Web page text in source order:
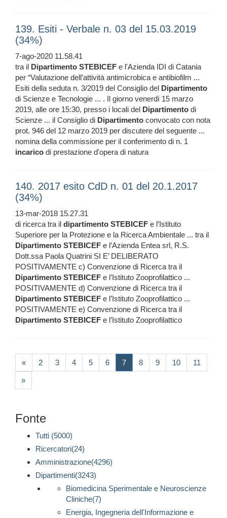
139. Esiti - Verbale n. 03 del 15.03.2019
(34%)
7-ago-2020 11.58.41
tra il Dipartimento STEBICEF e l'Azienda IDI di Catania
per “Valutazione dell’attività antimicrobica e antibiofilm ...
Esiti della seduta n. 3/2019 del Consiglio del Dipartimento
di Scienze e Tecnologie ... . Il giorno venerdì 15 marzo
2019, alle ore 15:30, presso i locali del Dipartimento di
Scienze ... il Consiglio di Dipartimento convocato con nota
prot. 946 del 12 marzo 2019 per discutere del seguente ...
nomina della commissione per il conferimento di n. 1
incarico di prestazione d'opera di natura
140. 2017 esito CdD n. 01 del 20.1.2017
(34%)
13-mar-2018 15.27.31
di ricerca tra il dipartimento STEBICEF e l’Istituto
Superiore per la Protezione e la Ricerca Ambientale ... tra il
Dipartimento STEBICEF e l’Azienda Entea srl, R.S.
Dott.ssa Paola Quatrini SI E’ DELIBERATO
POSITIVAMENTE c) Convenzione di Ricerca tra il
Dipartimento STEBICEF e l’Istituto Zooprofilattico ...
POSITIVAMENTE d) Convenzione di Ricerca tra il
Dipartimento STEBICEF e l’Istituto Zooprofilattico ...
POSITIVAMENTE e) Convenzione di Ricerca tra il
Dipartimento STEBICEF e l’Istituto Zooprofilattico
« 2 3 4 5 6 7(current)
8 9 10 11
»
Fonte
Tutti (5000)
Ricercatori(24)
Amministrazione(4296)
Dipartimenti(3243)
Biomedicina Sperimentale e Neuroscienze
Cliniche(7)
Energia, Ingegneria dell'Informazione e